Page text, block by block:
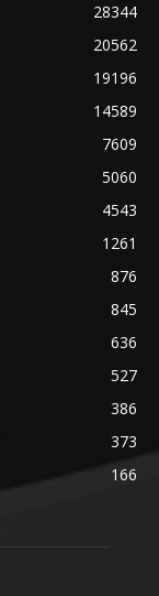
28344
20562
19196
14589
7609
5060
4543
1261
876
845
636
527
386
373
166